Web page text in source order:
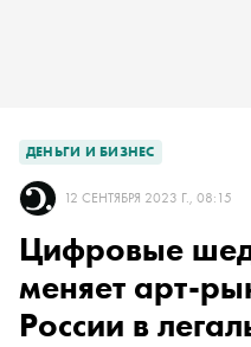
ДЕНЬГИ И БИЗНЕС
12 СЕНТЯБРЯ 2023 Г., 08:15
Цифровые
меняет арт-
России в